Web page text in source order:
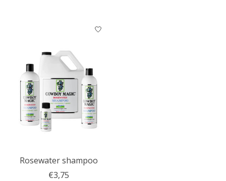
Rosewater shampoo
€3,75